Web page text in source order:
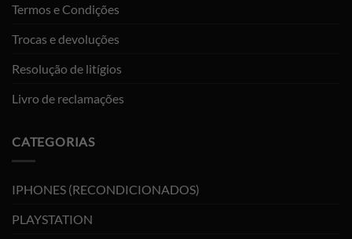
Termos e Condições
Trocas e devoluções
Resolução de litígios
Livro de reclamações
CATEGORIAS
IPHONES (RECONDICIONADOS)
PLAYSTATION